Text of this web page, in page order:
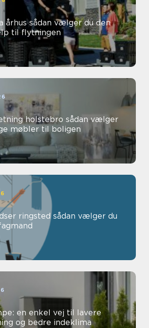
vælger du den
til flytningen
holstebro sådan vælger
møbler til boligen
sådan vælger du
en enkel vej til lavere
og bedre indeklima